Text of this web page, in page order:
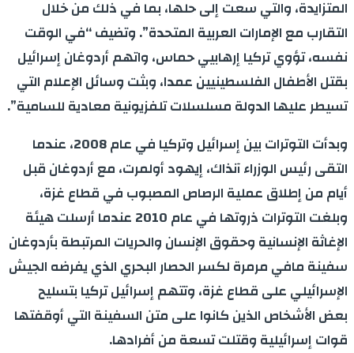
المتزايدة، والتي سعت إلى حلها، بما في ذلك من خلال
التقارب مع الإمارات العربية المتحدة”. وتضيف “في الوقت
نفسه، تؤوي تركيا إرهابيي حماس، واتهم أردوغان إسرائيل
بقتل الأطفال الفلسطينيين عمدا، وبثت وسائل الإعلام التي
تسيطر عليها الدولة مسلسلات تلفزيونية معادية للسامية”.
وبدأت التوترات بين إسرائيل وتركيا في عام 2008، عندما
التقى رئيس الوزراء آنذاك، إيهود أولمرت، مع أردوغان قبل
أيام من إطلاق عملية الرصاص المصبوب في قطاع غزة،
وبلغت التوترات ذروتها في عام 2010 عندما أرسلت هيئة
الإغاثة الإنسانية وحقوق الإنسان والحريات المرتبطة بأردوغان
سفينة مافي مرمرة لكسر الحصار البحري الذي يفرضه الجيش
الإسرائيلي على قطاع غزة، وتتهم إسرائيل تركيا بتسليح
بعض الأشخاص الذين كانوا على متن السفينة التي أوقفتها
قوات إسرائيلية وقتلت تسعة من أفرادها.